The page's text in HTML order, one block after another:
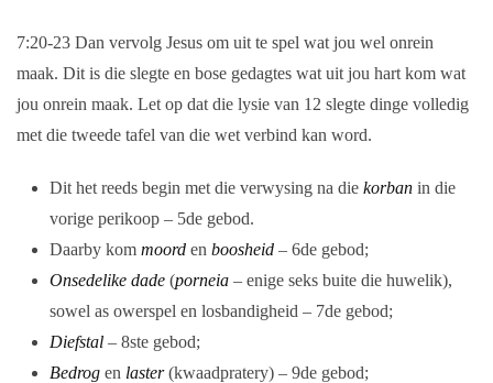
7:20-23 Dan vervolg Jesus om uit te spel wat jou wel onrein
maak. Dit is die slegte en bose gedagtes wat uit jou hart kom wat
jou onrein maak. Let op dat die lysie van 12 slegte dinge volledig
met die tweede tafel van die wet verbind kan word.
Dit het reeds begin met die verwysing na die korban in die
vorige perikoop – 5de gebod.
Daarby kom moord en boosheid – 6de gebod;
Onsedelike dade (porneia – enige seks buite die huwelik),
sowel as owerspel en losbandigheid – 7de gebod;
Diefstal – 8ste gebod;
Bedrog en laster(kwaadpratery) – 9de gebod;